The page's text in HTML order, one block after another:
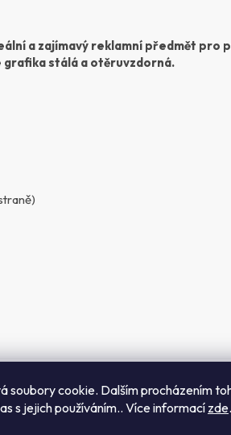
soubory cookie. Dalším procházením
s jejich používáním.. Více informacízde.
a zajímavý reklamní předmět
grafika stálá a otěruvzdorná.
Podobné produkty